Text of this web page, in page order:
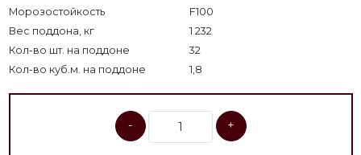
Морозостойкость
F100
Вес поддона, кг
1 232
Кол-во шт. на поддоне
32
Кол-во куб.м. на поддоне
1,8
- +